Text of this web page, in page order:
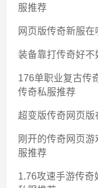
服推荐
网页版传奇新服
装备靠打传奇好
176单职业复古传
传奇私服推荐
超变版传奇网页
刚开的传奇网页
服推荐
1.76攻速手游传奇